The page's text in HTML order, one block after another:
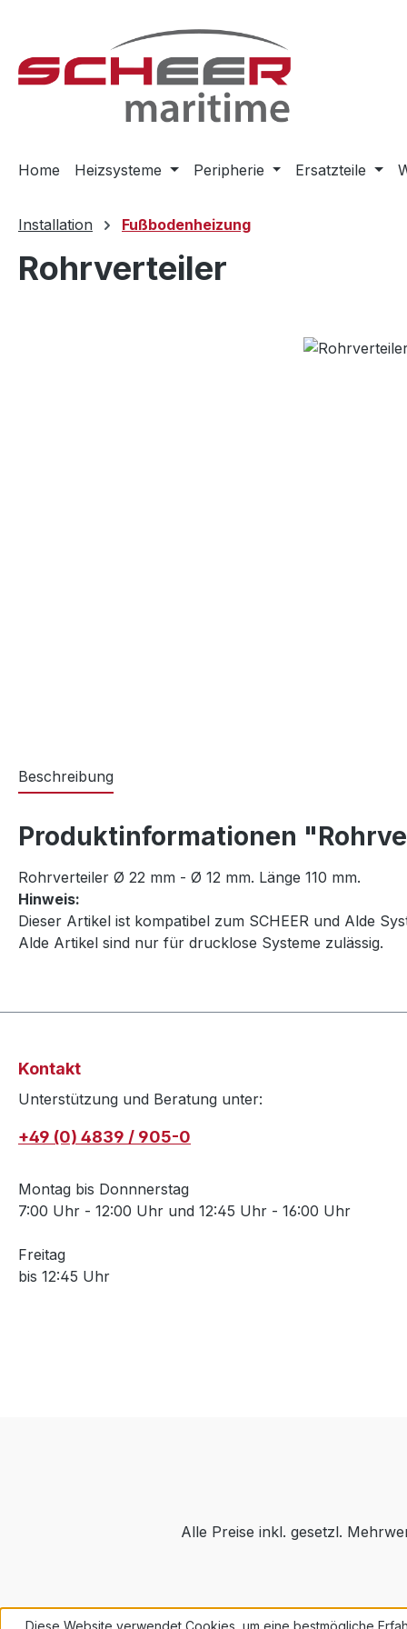
Home Heizsysteme Peripherie Ersatzteile
Installation Fußbodenheizung
Rohrverteiler
Beschreibung
Produktinformationen
Rohrverteiler Ø 22 mm - Ø 12 mm. Länge 110 mm.
Hinweis:
Dieser Artikel ist kompatibel zum SCHEER und Alde
Alde Artikel sind nur für drucklose Systeme zulässig.
Kontakt
Unterstützung und Beratung unter:
+49 (0) 4839 / 905-0
Montag bis Donnnerstag
7:00 Uhr - 12:00 Uhr und 12:45 Uhr - 16:00 Uhr
Freitag
bis 12:45 Uhr
Alle Preise inkl. gesetzl.
Diese Website verwendet Cookies, um eine bestmögliche